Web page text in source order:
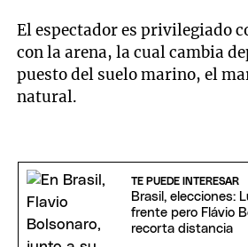
El espectador es privilegiado
con la arena, la cual cambia
puesto del suelo marino, el
natural.
TE PUEDE INTERESAR
Brasil, elecciones:
frente pero Flávio
recorta distancia